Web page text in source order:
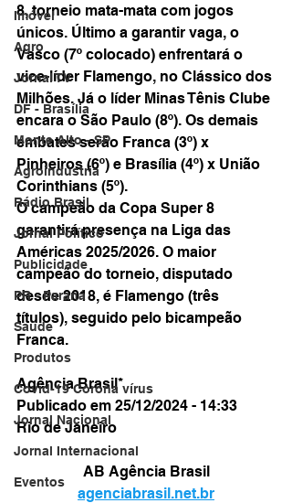
Imóvel
Agro
Jornal TV
DF - Brasília
Monte Alto - SP
Agroindústria
Rádio Brasil
Jornal Político
Publicidade
PR - Paraná
Saúde
Produtos
Covid-19 Corona vírus
Jornal Nacional
Jornal Internacional
Eventos
8, torneio mata-mata com jogos
únicos. Último a garantir vaga, o
Vasco (7º colocado) enfrentará o
vice-líder Flamengo, no Clássico dos
Milhões. Já o líder Minas Tênis Clube
encara o São Paulo (8º). Os demais
embates serão Franca (3º) x
Pinheiros (6º) e Brasília (4º) x União
Corinthians (5º).
O campeão da Copa Super 8
garantirá presença na Liga das
Américas 2025/2026. O maior
campeão do torneio, disputado
desde 2018, é Flamengo (três
títulos), seguido pelo bicampeão
Franca.
Agência Brasil*
Publicado em 25/12/2024 - 14:33
Rio de Janeiro
AB Agência Brasil
agenciabrasil.net.br